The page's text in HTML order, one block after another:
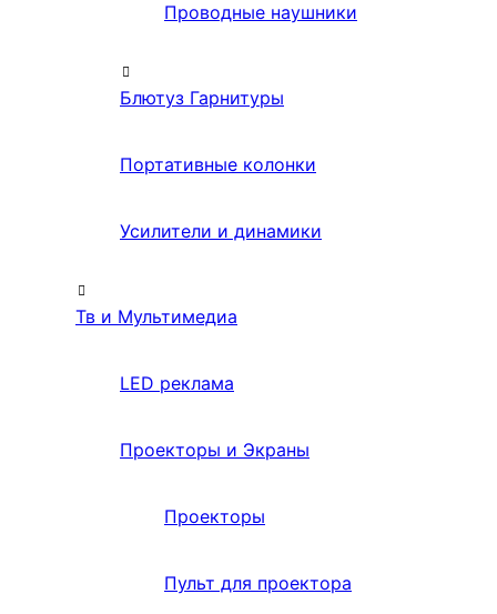
Проводные наушники
Блютуз Гарнитуры
Портативные колонки
Усилители и динамики
Тв и Мультимедиа
LED реклама
Проекторы и Экраны
Проекторы
Пульт для проектора